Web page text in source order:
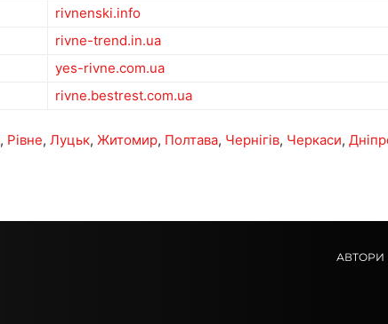
rivnenski.info
rivne-trend.in.ua
yes-rivne.com.ua
rivne.bestrest.com.ua
, Рівне, Луцьк, Житомир, Полтава, Чернігів, Черкаси,
АВТОРИ